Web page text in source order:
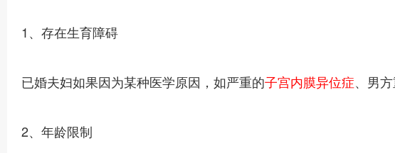
1、存在生育障碍
已婚夫妇如果因为某种医学原因，如严重的子宫内膜异位症、男
2、年龄限制